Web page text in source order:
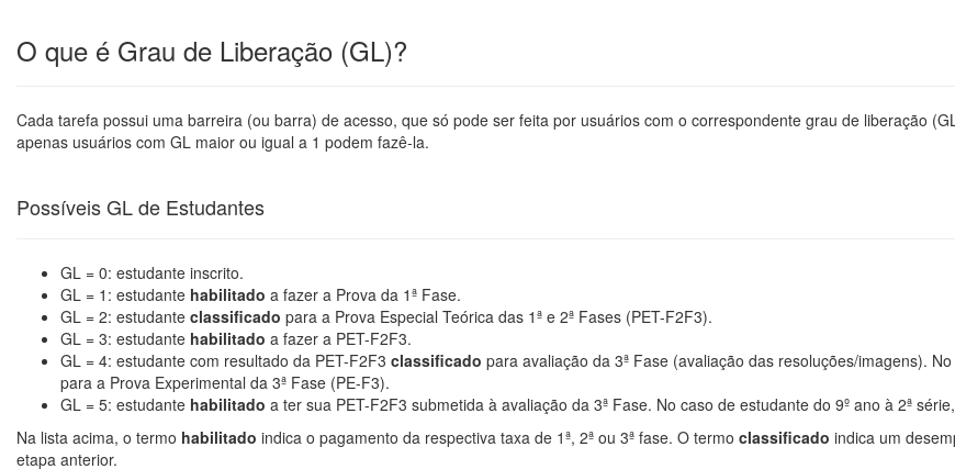
O que é Grau de Liberação (GL)?
Cada tarefa possui uma barreira (ou barra) de acesso, que só pode ser feita por usuários com o correspondente grau de liberação
apenas usuários com GL maior ou igual a 1 podem fazê-la.
Possíveis GL de Estudantes
GL = 0: estudante inscrito.
GL = 1: estudante habilitado a fazer a Prova da 1ª Fase.
GL = 2: estudante classificado para a Prova Especial Teórica das 1ª e 2ª Fases (PET-F2F3).
GL = 3: estudante habilitado a fazer a PET-F2F3.
GL = 4: estudante com resultado da PET-F2F3 classificado para avaliação da 3ª Fase (avaliação das resoluções/imagens).
para a Prova Experimental da 3ª Fase (PE-F3).
GL = 5: estudante habilitado a ter sua PET-F2F3 submetida à avaliação da 3ª Fase. No caso de estudante do 9º ano à 2ª
Na lista acima, o termo habilitado indica o pagamento da respectiva taxa de 1ª, 2ª ou 3ª fase. O termo classificado indica um
etapa anterior.